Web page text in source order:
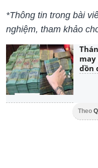
*Thông tin trong bài
nghiệm, tham khảo
dồn
Theo